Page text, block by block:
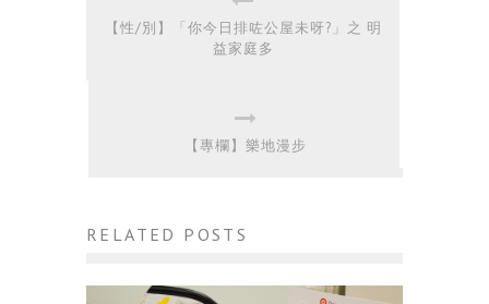
【性/別】「你今日排咗公屋未呀?」之 明
益家庭多
【專欄】樂地漫步
RELATED POSTS